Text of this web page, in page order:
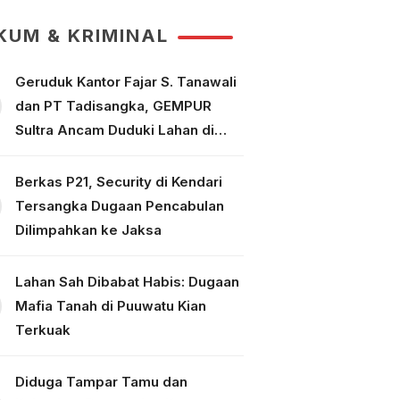
& KRIMINAL
Geruduk Kantor Fajar S. Tanawali
dan PT Tadisangka, GEMPUR
Sultra Ancam Duduki Lahan di
Berkas P21, Security di Kendari
Tersangka Dugaan Pencabulan
Dilimpahkan ke Jaksa
Lahan Sah Dibabat Habis: Dugaan
Mafia Tanah di Puuwatu Kian
Terkuak
Diduga Tampar Tamu dan